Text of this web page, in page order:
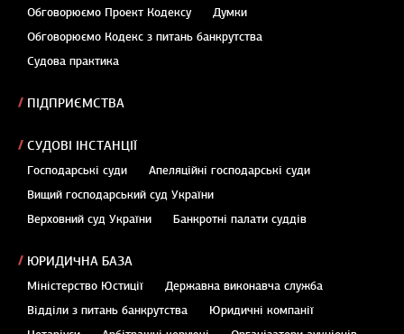
Обговорюємо Проект Кодексу
Думки
Обговорюємо Кодекс з питань банкрутства
Судова практика
ПІДПРИЄМСТВА
СУДОВІ ІНСТАНЦІЇ
Господарські суди
Апеляційні господарські суди
Вищий господарський суд України
Верховний суд України
Банкротні палати суддів
ЮРИДИЧНА БАЗА
Міністерство Юстиції
Державна виконавча служба
Відділи з питань банкрутства
Юридичні компанії